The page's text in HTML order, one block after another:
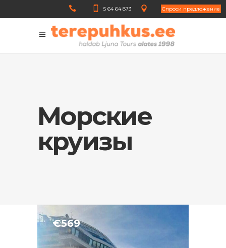
5 64 64 873 Cпроси предложение
Морские
круизы
€569